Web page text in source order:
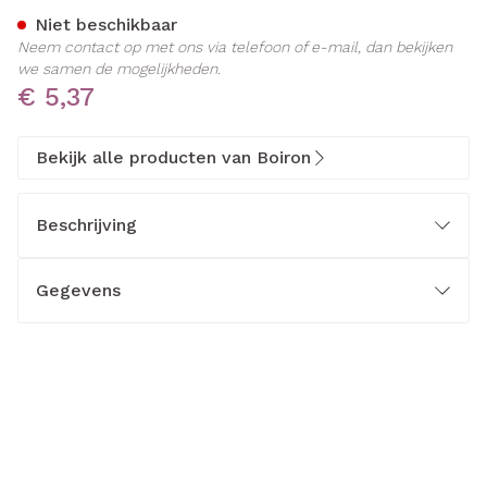
€ 5,37
Niet beschikbaar
Neem contact op met ons via telefoon of e-mail, dan bekijken
we samen de mogelijkheden.
Bekijk alle producten van Boiron
Beschrijving
Gegevens